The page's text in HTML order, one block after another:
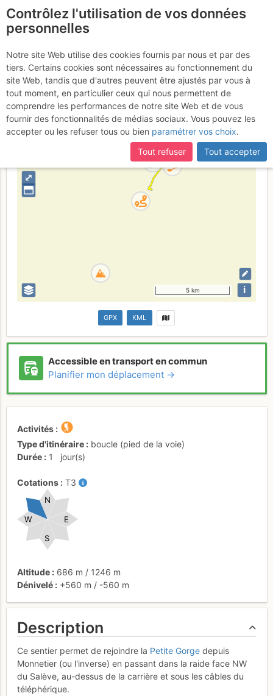
certaines pages ne sont plus accessibles, manquantes ou
incomplètes, déconnectez-vous puis reconnectez-vous à votre
compte sur le site.
Le Salève : Sentier
des Bucherons
France Haute-Savoie Genevois - Jura S
⤢
5 km i
GPX KML
Accessible en transport en commun
Planifier mon déplacement →
Activités
Type d'itinéraire
boucle (pied de la voie)
Durée
1 jour(s)
Cotations T3
E
W
S
N
Altitude 686 m / 1246 m
Dénivelé
+560 m / -560 m
Description
Ce sentier permet de rejoindre la Petite Gorge depuis
Monnetier (ou l'inverse) en passant dans la raide face NW
du Salève, au-dessus de la carrière et sous les câbles du
téléphérique.
Contrôlez l'utilisation de vos données
personnelles
Notre site Web utilise des cookies fournis par nous et par des
tiers. Certains cookies sont nécessaires au fonctionnement du
site Web, tandis que d'autres peuvent être ajustés par vous à
tout moment, en particulier ceux qui nous permettent de
comprendre les performances de notre site Web et de vous
fournir des fonctionnalités de médias sociaux. Vous pouvez les
accepter ou les refuser tous ou bien paramétrer vos choix.
Tout refuser
Tout accepter